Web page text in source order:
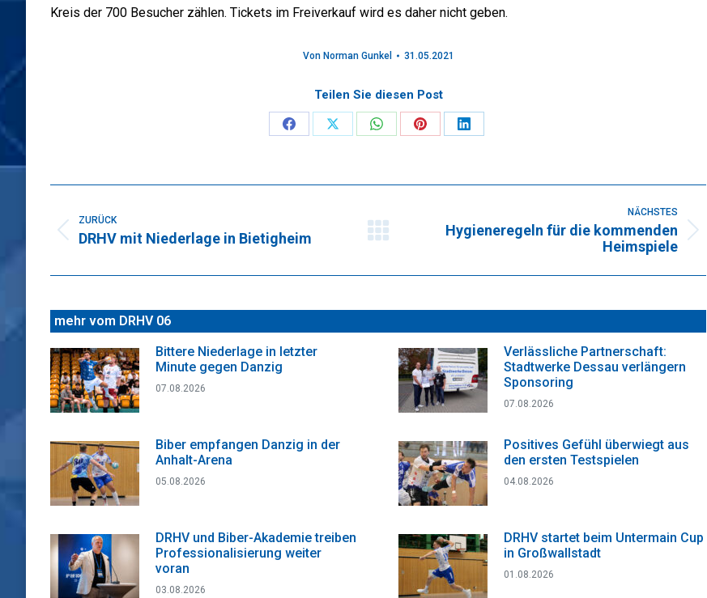
Kreis der 700 Besucher zählen. Tickets im Freiverkauf wird es daher nicht geben.
Von Norman Gunkel 31.05.2021
Teilen Sie diesen Post
Share
Facebook
Share
X
Share
WhatsApp
Share
Pinterest
Share
LinkedIn
ZURÜCK
Vorheriger
DRHV mit Niederlage in Bietigheim
NÄCHSTES
Nächster
Hygieneregeln für die kommenden
Heimspiele
mehr vom DRHV 06
Bittere Niederlage in letzter
Minute gegen Danzig
07.08.2026
Verlässliche Partnerschaft:
Stadtwerke Dessau verlängern
Sponsoring
07.08.2026
Biber empfangen Danzig in der
Anhalt-Arena
05.08.2026
Positives Gefühl überwiegt aus
den ersten Testspielen
04.08.2026
DRHV und Biber-Akademie treiben
Professionalisierung weiter
voran
03.08.2026
DRHV startet beim Untermain Cup
in Großwallstadt
01.08.2026